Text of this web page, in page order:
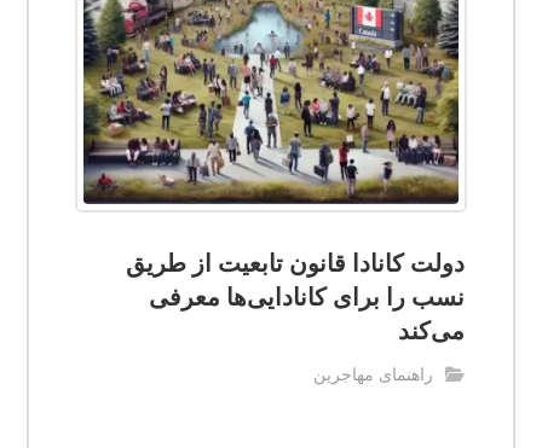
دولت کانادا قانون تابعیت از طریق
نسب را برای کانادایی‌ها معرفی
می‌کند
راهنمای مهاجرین